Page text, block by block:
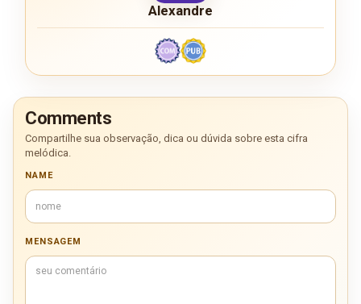
Alexandre
Comments
Compartilhe sua observação, dica ou dúvida sobre esta cifra
melódica.
NAME
MENSAGEM